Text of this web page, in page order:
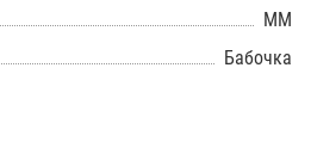
ММ
Бабочка